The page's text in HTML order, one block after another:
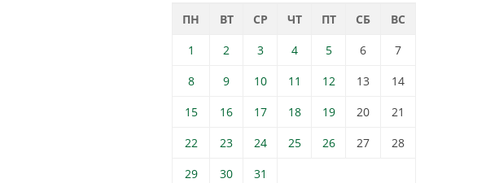
ПН ВТ СР ЧТ ПТ СБ
ВС
1
2 3 4 5 6
7
8
9 10 11 12 13
14
15
16 17 18 19 20
21
22
23 24 25 26 27
28
29
30 31